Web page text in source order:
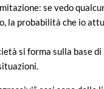
se vedo
la probabilità che io
si forma sulla base